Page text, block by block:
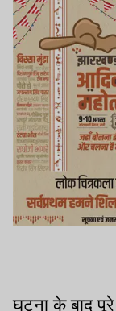
घटना के बाद